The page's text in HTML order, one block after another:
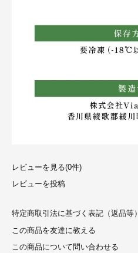
レビューを見る(0件)
レビューを投稿
特定商取引法に基づく表記（返品等）
この商品を友達に教える
この商品について問い合わせる